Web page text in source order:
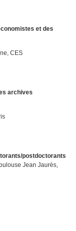
et des
CES
archives
postdoctorants
Jean Jaurès,